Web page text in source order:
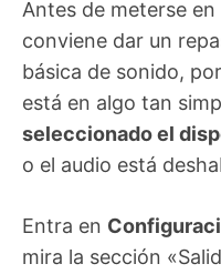
Antes de meterse
conviene dar un
básica de sonido,
está en algo tan
seleccionado el
o el audio está
Entra en
mira la sección